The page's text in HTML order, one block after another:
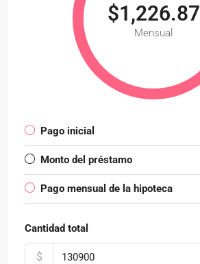
$1,226.87
Mensual
Pago inicial
Monto del préstamo
Pago mensual de la hipoteca
Cantidad total
$